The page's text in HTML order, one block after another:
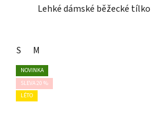
Lehké dámské běžecké tílko
S M
NOVINKA
SLEVA 20 %
LÉTO